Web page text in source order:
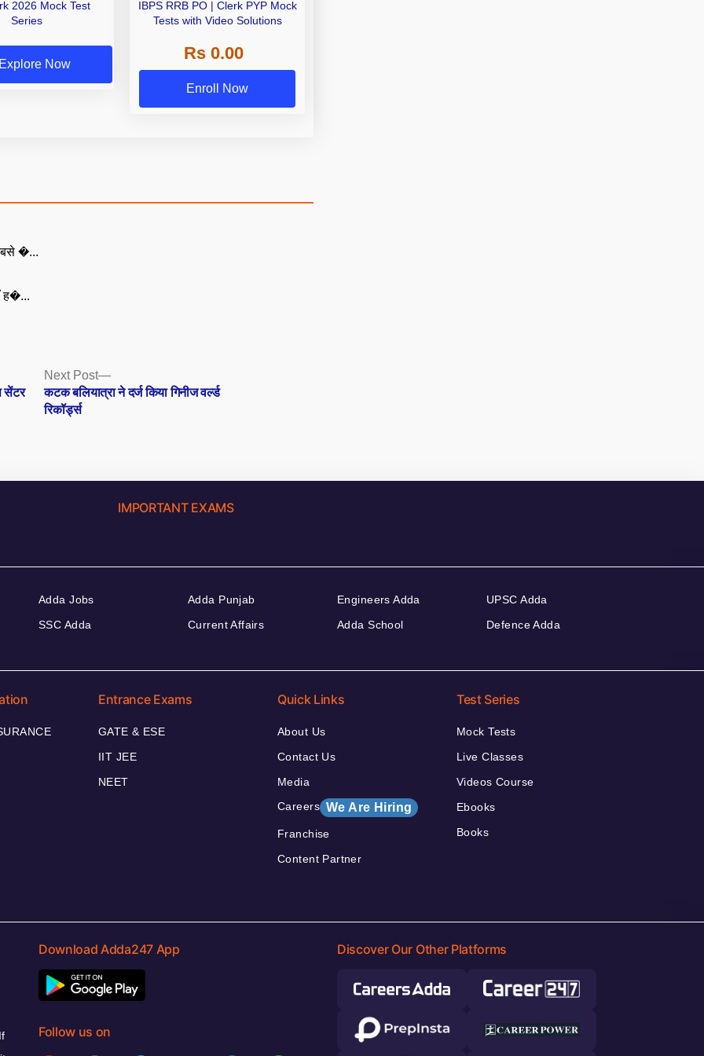
2026 Mock Test
Series
Explore Now
IBPS RRB PO | Clerk PYP Mock
Tests with Video Solutions
Rs 0.00
Enroll Now
�...
ह�...
सेंटर
Next Post
Next
post:
कटक बलियात्रा ने दर्ज किया गिनीज वर्ल्ड
रिकॉर्ड्स
IMPORTANT EXAMS
Adda Jobs
SSC Adda
Adda Punjab
Current Affairs
Engineers Adda
Adda School
UPSC Adda
Defence Adda
Entrance Exams
GATE & ESE
IIT JEE
NEET
Quick Links
About Us
Contact Us
Media
Careers We Are Hiring
Franchise
Content Partner
Test Series
Mock Tests
Live Classes
Videos Course
Ebooks
Books
Download Adda247 App
Follow us on
Discover Our Other Platforms